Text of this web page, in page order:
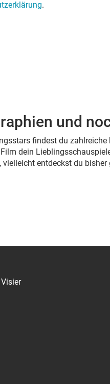
.
und
findest du
dein
entdeckst du